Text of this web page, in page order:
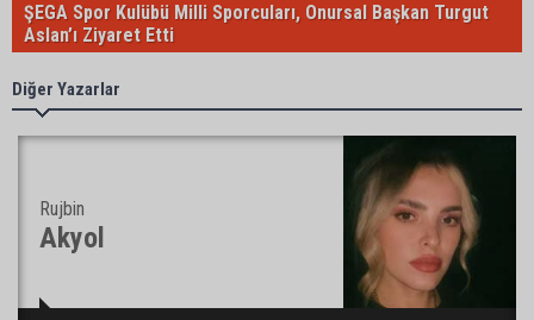
ŞEGA Spor Kulübü Milli Sporcuları, Onursal Başkan Turgut
Aslan’ı Ziyaret Etti
Diğer Yazarlar
Rujbin
Akyol